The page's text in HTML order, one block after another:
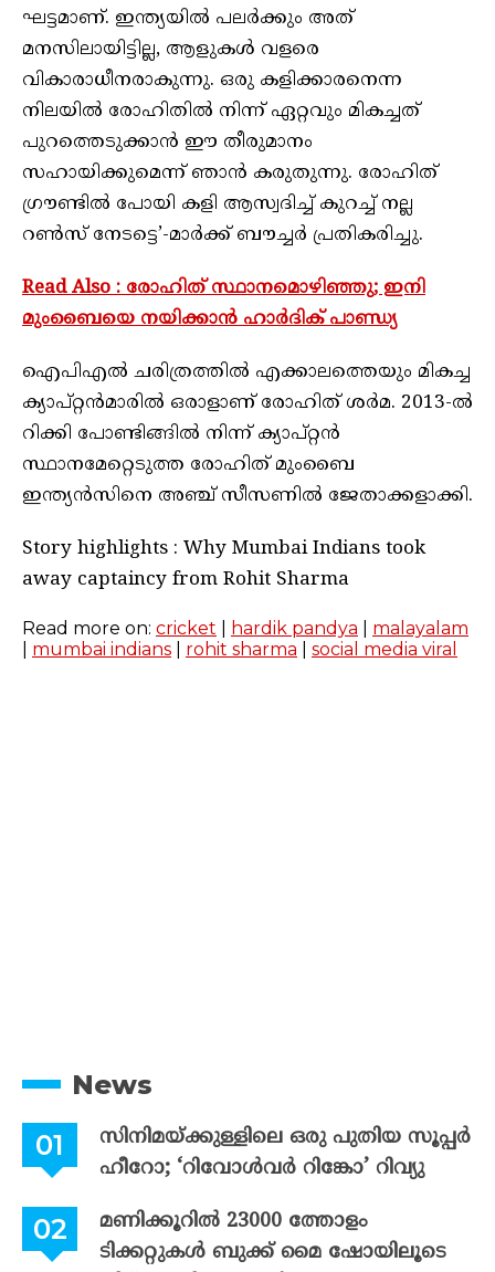
ഘട്ടമാണ്. ഇന്ത്യയിൽ പലർക്കും അത്
മനസിലായിട്ടില്ല, ആളുകൾ വളരെ
വികാരാധീനരാകുന്നു. ഒരു കളിക്കാരനെന്ന
നിലയിൽ രോഹിതിൽ നിന്ന് ഏറ്റവും മികച്ചത്
പുറത്തെടുക്കാൻ ഈ തീരുമാനം
സഹായിക്കുമെന്ന് ഞാൻ കരുതുന്നു. രോഹിത്
ഗ്രൗണ്ടിൽ പോയി കളി ആസ്വദിച്ച് കുറച്ച് നല്ല
റൺസ് നേടട്ടെ’-മാർക്ക് ബൗച്ചർ പ്രതികരിച്ചു.‌
Read Also : രോഹിത് സ്ഥാനമൊഴിഞ്ഞു; ഇനി
മുംബൈയെ നയിക്കാന്‍ ഹാര്‍ദിക് പാണ്ഡ്യ
ഐപിഎൽ ചരിത്രത്തിൽ എക്കാലത്തെയും മികച്ച
ക്യാപ്റ്റൻമാരിൽ ഒരാളാണ് രോഹിത് ശർമ. 2013-ല്‍
റിക്കി പോണ്ടിങ്ങില്‍ നിന്ന് ക്യാപ്റ്റന്‍
സ്ഥാനമേറ്റെടുത്ത രോഹിത് മുംബൈ
ഇന്ത്യൻസിനെ അഞ്ച് സീസണില്‍ ജേതാക്കളാക്കി.
Story highlights : Why Mumbai Indians took
away captaincy from Rohit Sharma
Read more on: cricket hardik pandya
malayalam
mumbai indians rohit sharma social media viral
News
സിനിമയ്ക്കുള്ളിലെ ഒരു പുതിയ സൂപ്പർ
ഹീറോ; ‘റിവോൾവർ റിങ്കോ’ റിവ്യു
മണിക്കൂറിൽ 23000 ത്തോളം
ടിക്കറ്റുകൾ ബുക്ക് മൈ ഷോയിലൂടെ